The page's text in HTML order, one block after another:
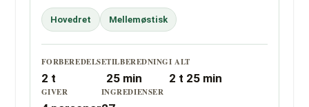
Hovedret Mellemøstisk
FORBEREDELSE
2 t
TILBEREDNING
25 min
I ALT
2 t 25 min
GIVER INGREDIENSER